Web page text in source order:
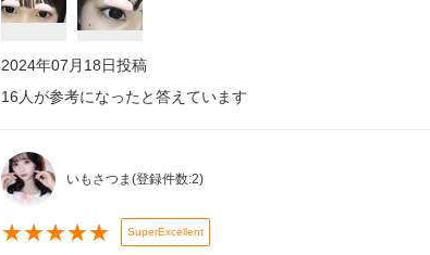
2024年07月18日投稿
16 人が参考になったと答えています
いもさつま (登録件数:2)
★★★★★ SuperExcellent